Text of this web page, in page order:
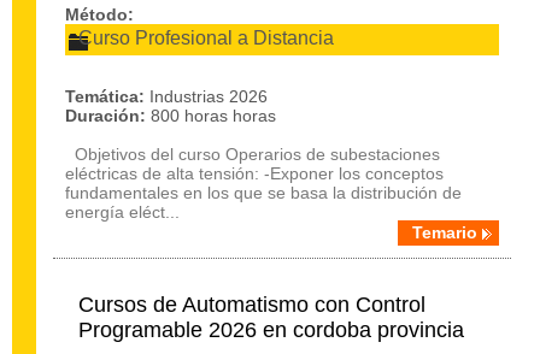
Método:
Curso Profesional a Distancia
Temática: Industrias 2026
Duración: 800 horas horas
Objetivos del curso Operarios de subestaciones
eléctricas de alta tensión: -Exponer los conceptos
fundamentales en los que se basa la distribución de
energía eléct...
Temario
Cursos de Automatismo con Control
Programable 2026 en cordoba provincia